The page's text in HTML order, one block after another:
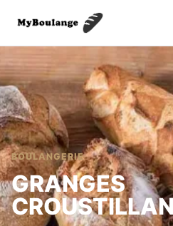
BOULANGERIE
GRANGES